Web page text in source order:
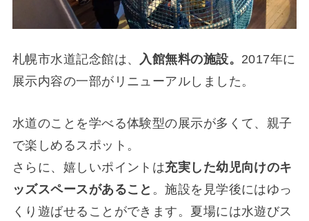
札幌市水道記念館は、 入館無料の施設。 2017年に
展示内容の一部がリニューアルしました。
水道のことを学べる体験型の展示が多くて、親子
で楽しめるスポット。
さらに、嬉しいポイントは充実した幼児向けのキ
ッズスペースがあること 。施設を見学後にはゆっ
くり遊ばせることができます。夏場には水遊びス